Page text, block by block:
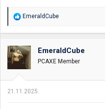
R
a
o
v
a
n
:
EmeraldCube
EmeraldCube
PCAXE Member
21.11.2025.